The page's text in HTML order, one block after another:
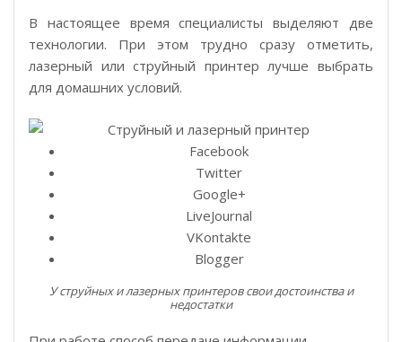
В настоящее время специалисты выделяют две
технологии. При этом трудно сразу отметить,
лазерный или струйный принтер лучше выбрать
для домашних условий.
Facebook
Twitter
Google+
LiveJournal
VKontakte
Blogger
У струйных и лазерных принтеров свои достоинства и
недостатки